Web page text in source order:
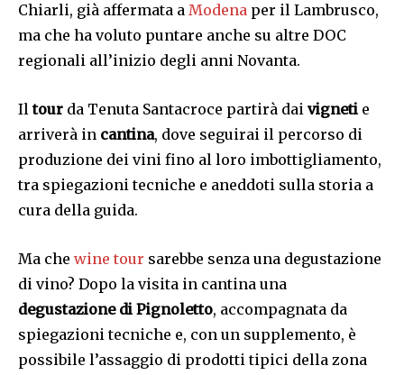
Chiarli, già affermata a Modena per il Lambrusco,
ma che ha voluto puntare anche su altre DOC
regionali all’inizio degli anni Novanta.
Iltour da Tenuta Santacroce partirà dai vigneti e
arriverà in cantina, dove seguirai il percorso di
produzione dei vini fino al loro imbottigliamento,
tra spiegazioni tecniche e aneddoti sulla storia a
cura della guida.
Ma che wine tour sarebbe senza una degustazione
di vino? Dopo la visita in cantina una
degustazione di Pignoletto, accompagnata da
spiegazioni tecniche e, con un supplemento, è
possibile l’assaggio di prodotti tipici della zona